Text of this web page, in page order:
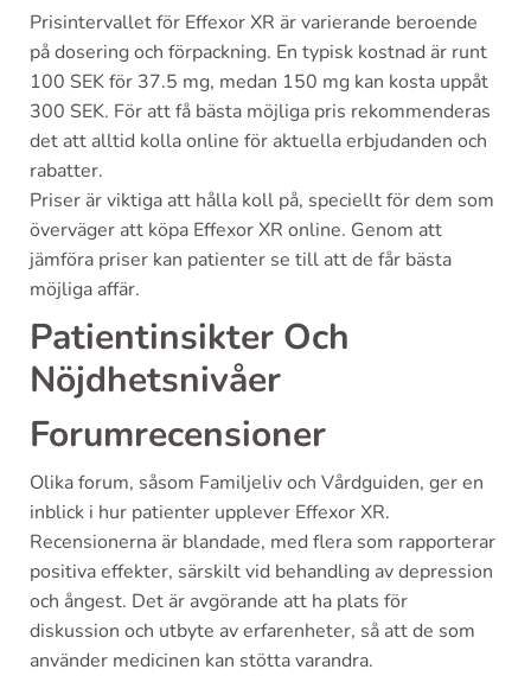
Prisintervallet för Effexor XR är varierande beroende
på dosering och förpackning. En typisk kostnad är runt
100 SEK för 37.5 mg, medan 150 mg kan kosta uppåt
300 SEK. För att få bästa möjliga pris rekommenderas
det att alltid kolla online för aktuella erbjudanden och
rabatter.
Priser är viktiga att hålla koll på, speciellt för dem som
överväger att köpa Effexor XR online. Genom att
jämföra priser kan patienter se till att de får bästa
möjliga affär.
Patientinsikter Och
Nöjdhetsnivåer
Forumrecensioner
Olika forum, såsom Familjeliv och Vårdguiden, ger en
inblick i hur patienter upplever Effexor XR.
Recensionerna är blandade, med flera som rapporterar
positiva effekter, särskilt vid behandling av depression
och ångest. Det är avgörande att ha plats för
diskussion och utbyte av erfarenheter, så att de som
använder medicinen kan stötta varandra.